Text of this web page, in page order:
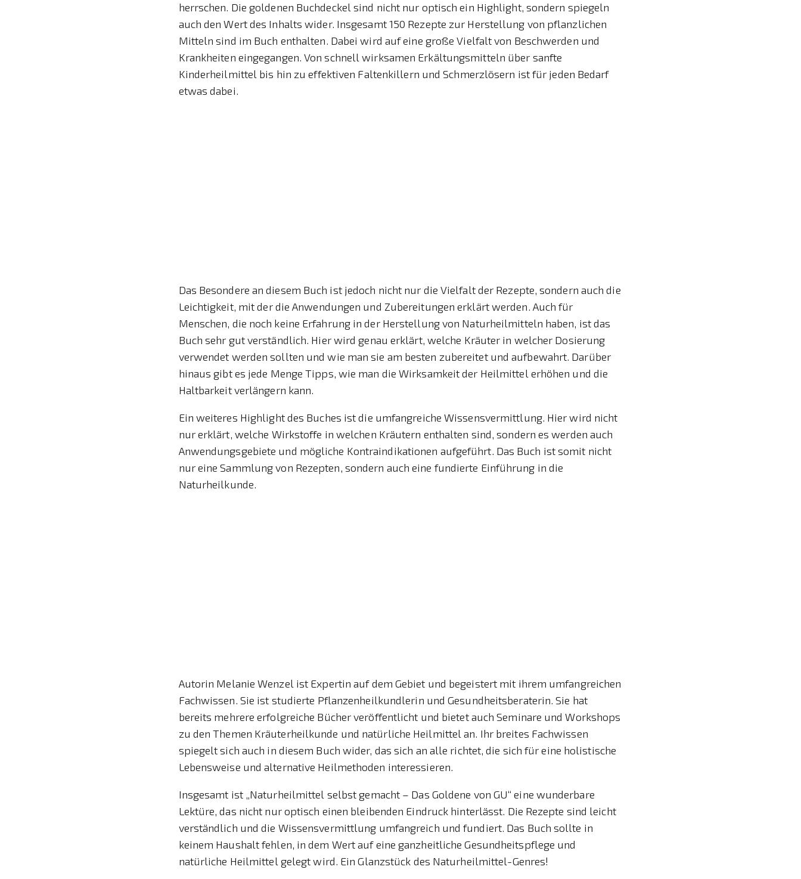
herrschen. Die goldenen Buchdeckel sind nicht nur optisch ein Highlight, sondern spiegeln
auch den Wert des Inhalts wider. Insgesamt 150 Rezepte zur Herstellung von pflanzlichen
Mitteln sind im Buch enthalten. Dabei wird auf eine große Vielfalt von Beschwerden und
Krankheiten eingegangen. Von schnell wirksamen Erkältungsmitteln über sanfte
Kinderheilmittel bis hin zu effektiven Faltenkillern und Schmerzlösern ist für jeden Bedarf
etwas dabei.
Das Besondere an diesem Buch ist jedoch nicht nur die Vielfalt der Rezepte, sondern auch die
Leichtigkeit, mit der die Anwendungen und Zubereitungen erklärt werden. Auch für
Menschen, die noch keine Erfahrung in der Herstellung von Naturheilmitteln haben, ist das
Buch sehr gut verständlich. Hier wird genau erklärt, welche Kräuter in welcher Dosierung
verwendet werden sollten und wie man sie am besten zubereitet und aufbewahrt. Darüber
hinaus gibt es jede Menge Tipps, wie man die Wirksamkeit der Heilmittel erhöhen und die
Haltbarkeit verlängern kann.
Ein weiteres Highlight des Buches ist die umfangreiche Wissensvermittlung. Hier wird nicht
nur erklärt, welche Wirkstoffe in welchen Kräutern enthalten sind, sondern es werden auch
Anwendungsgebiete und mögliche Kontraindikationen aufgeführt. Das Buch ist somit nicht
nur eine Sammlung von Rezepten, sondern auch eine fundierte Einführung in die
Naturheilkunde.
Autorin Melanie Wenzel ist Expertin auf dem Gebiet und begeistert mit ihrem umfangreichen
Fachwissen. Sie ist studierte Pflanzenheilkundlerin und Gesundheitsberaterin. Sie hat
bereits mehrere erfolgreiche Bücher veröffentlicht und bietet auch Seminare und Workshops
zu den Themen Kräuterheilkunde und natürliche Heilmittel an. Ihr breites Fachwissen
spiegelt sich auch in diesem Buch wider, das sich an alle richtet, die sich für eine holistische
Lebensweise und alternative Heilmethoden interessieren.
Insgesamt ist „Naturheilmittel selbst gemacht – Das Goldene von GU“ eine wunderbare
Lektüre, das nicht nur optisch einen bleibenden Eindruck hinterlässt. Die Rezepte sind leicht
verständlich und die Wissensvermittlung umfangreich und fundiert. Das Buch sollte in
keinem Haushalt fehlen, in dem Wert auf eine ganzheitliche Gesundheitspflege und
natürliche Heilmittel gelegt wird. Ein Glanzstück des Naturheilmittel-Genres!